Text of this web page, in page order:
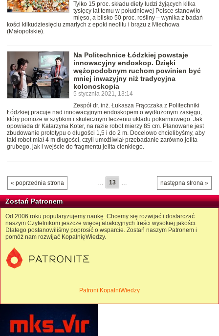
Tylko 15 proc. składu diety ludzi żyjących kilka
tysięcy lat temu w południowej Polsce stanowiło
mięso, a blisko 50 proc. rośliny – wynika z badań
kości kilkudziesięciu zmarłych z epoki neolitu i brązu z Miechowa
(Małopolskie).
Na Politechnice Łódzkiej powstaje
innowacyjny endoskop. Dzięki
wężopodobnym ruchom powinien być
mniej inwazyjny niż tradycyjna
kolonoskopia
5 stycznia 2021, 13:14
Zespół dr. inż. Łukasza Frącczaka z Politechniki
Łódzkiej pracuje nad innowacyjnym endoskopem o wydłużonym zasięgu,
który pomoże w szybkim i skutecznym leczeniu układu pokarmowego. Jak
opowiada dr Katarzyna Koter, na razie robot mierzy 85 cm. Planowane jest
zbudowanie prototypu o długości 1,5 i do 2 m. Docelowo chcielibyśmy, aby
taki robot miał 4 m długości, czyli umożliwiał przebadanie zarówno jelita
grubego, jak i wejście do fragmentu jelita cienkiego.
« poprzednia strona następna strona »
… 13 …
Zostań Patronem
Od 2006 roku popularyzujemy naukę. Chcemy się rozwijać i dostarczać
naszym Czytelnikom jeszcze więcej atrakcyjnych treści wysokiej jakości.
Dlatego postanowiliśmy poprosić o wsparcie. Zostań naszym Patronem i
pomóż nam rozwijać KopalnięWiedzy.
Patroni KopalniWiedzy